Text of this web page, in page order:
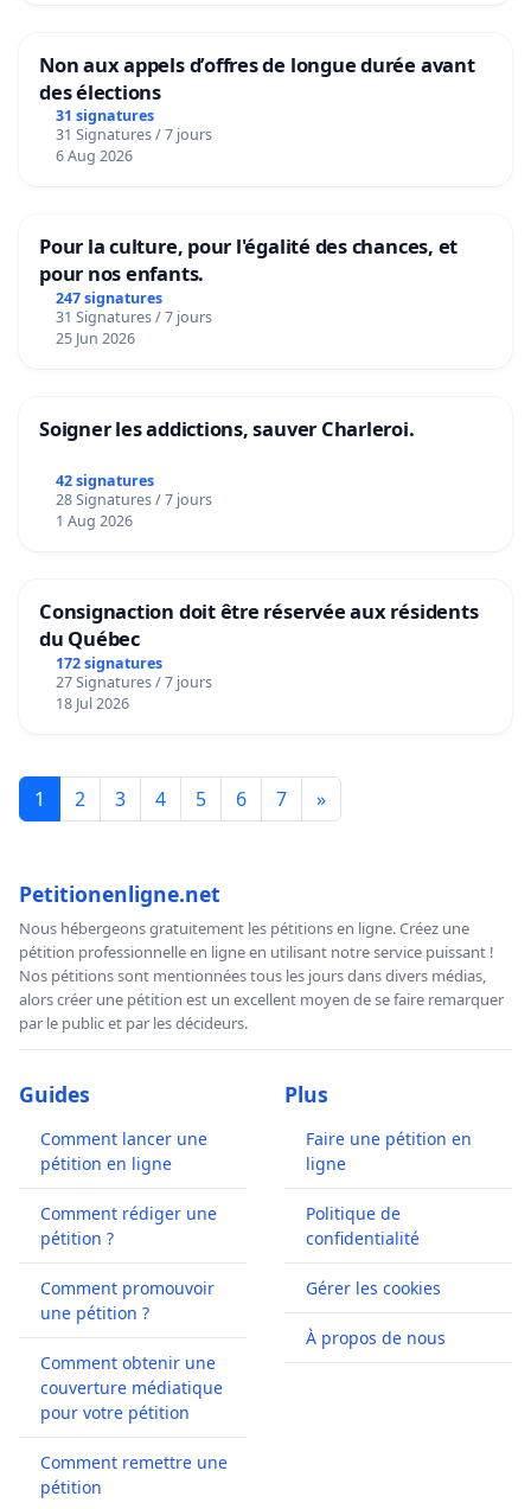
Non aux appels d’offres de longue durée avant
des élections
31 signatures
31 Signatures / 7 jours
6 Aug 2026
Pour la culture, pour l'égalité des chances, et
pour nos enfants.
247 signatures
31 Signatures / 7 jours
25 Jun 2026
Soigner les addictions, sauver Charleroi.
42 signatures
28 Signatures / 7 jours
1 Aug 2026
Consignaction doit être réservée aux résidents
du Québec
172 signatures
27 Signatures / 7 jours
18 Jul 2026
1 2 3 4 5 6 7 »
Petitionenligne.net
Nous hébergeons gratuitement les pétitions en ligne. Créez une
pétition professionnelle en ligne en utilisant notre service puissant !
Nos pétitions sont mentionnées tous les jours dans divers médias,
alors créer une pétition est un excellent moyen de se faire remarquer
par le public et par les décideurs.
Guides
Comment lancer une
pétition en ligne
Comment rédiger une
pétition ?
Comment promouvoir
une pétition ?
Comment obtenir une
couverture médiatique
pour votre pétition
Comment remettre une
pétition
Plus
Faire une pétition en
ligne
Politique de
confidentialité
Gérer les cookies
À propos de nous